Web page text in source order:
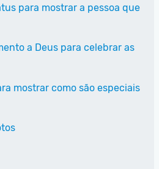
para mostrar a pessoa que
a Deus para celebrar as
mostrar como são especiais